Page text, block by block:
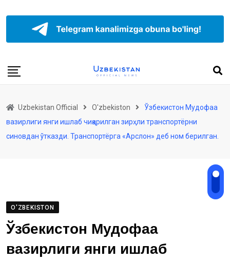
Uzbekistan Official O'zbekiston
Ўзбекистон Мудофаа
вазирлиги янги ишлаб чиқарилган зирҳли транспортёрни
синовдан ўтказди. Транспортёрга «Арслон» деб ном берилган.
O'ZBEKISTON
Ўзбекистон Мудофаа
вазирлиги янги ишлаб